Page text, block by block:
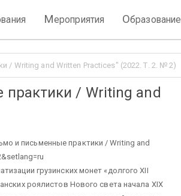
Мероприятия Образование
/ Writing and Written Practices" (2022. Т. 2. № 2)
практики / Writing and
и письменные практики / Writing and
грузинских монет «долгого XII
роялистов Нового света начала XIX